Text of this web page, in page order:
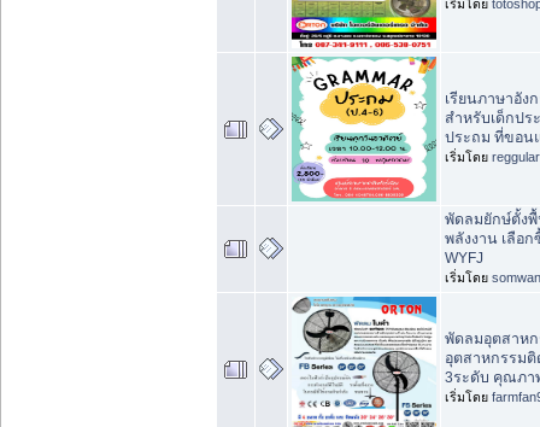
เริ่มโดย
เรียนภาษาอัง
สำหรับเด็กปร
ประถม ที่ขอน
เริ่มโดย
พัดลมยักษ์ตั้ง
พลังงาน เลือก
WYFJ
เริ่มโดย
พัดลมอุตสาห
อุตสาหกรรมติ
3ระดับ คุณภา
เริ่มโดย